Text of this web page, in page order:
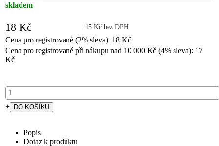
skladem
18 Kč 15 Kč bez DPH
Cena pro registrované (2% sleva): 18 Kč
Cena pro registrované při nákupu nad 10 000 Kč (4% sleva): 17
Kč
-
+
Popis
Dotaz k produktu